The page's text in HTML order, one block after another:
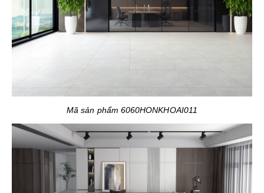
Mã sản phẩm 6060HONKHOAI011